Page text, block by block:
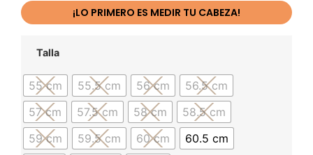
¡LO PRIMERO ES MEDIR TU CABEZA!
Talla
55 cm 55.5 cm 56 cm
56.5 cm
57 cm
57.5 cm 58 cm
58.5 cm
59 cm
59.5 cm 60 cm
60.5 cm